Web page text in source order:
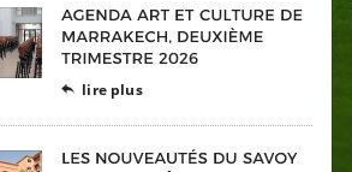
 lire plus